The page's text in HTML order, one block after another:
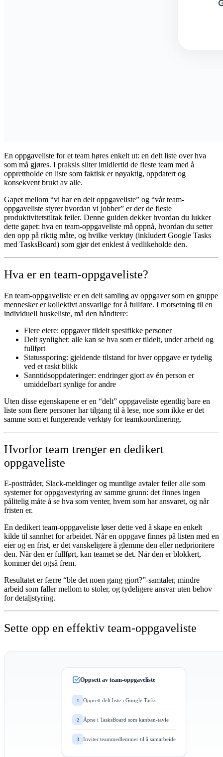
En oppgaveliste for et team høres enkelt ut: en delt liste over hva
som må gjøres. I praksis sliter imidlertid de fleste team med å
opprettholde en liste som faktisk er nøyaktig, oppdatert og
konsekvent brukt av alle.
Gapet mellom “vi har en delt oppgaveliste” og “vår team-
oppgaveliste styrer hvordan vi jobber” er der de fleste
produktivitetstiltak feiler. Denne guiden dekker hvordan du lukker
dette gapet: hva en team-oppgaveliste må oppnå, hvordan du setter
den opp på riktig måte, og hvilke verktøy (inkludert Google Tasks
med TasksBoard) som gjør det enklest å vedlikeholde den.
Hva er en team-oppgaveliste?
En team-oppgaveliste er en delt samling av oppgaver som en gruppe
mennesker er kollektivt ansvarlige for å fullføre. I motsetning til en
individuell huskeliste, må den håndtere:
Flere eiere: oppgaver tildelt spesifikke personer
Delt synlighet: alle kan se hva som er tildelt, under arbeid og
fullført
Statussporing: gjeldende tilstand for hver oppgave er tydelig
ved et raskt blikk
Sanntidsoppdateringer: endringer gjort av én person er
umiddelbart synlige for andre
Uten disse egenskapene er en “delt” oppgaveliste egentlig bare en
liste som flere personer har tilgang til å lese, noe som ikke er det
samme som et fungerende verktøy for teamkoordinering.
Hvorfor team trenger en dedikert
oppgaveliste
E-posttråder, Slack-meldinger og muntlige avtaler feiler alle som
systemer for oppgavestyring av samme grunn: det finnes ingen
pålitelig måte å se hva som venter, hvem som har ansvaret, og når
fristen er.
En dedikert team-oppgaveliste løser dette ved å skape en enkelt
kilde til sannhet for arbeidet. Når en oppgave finnes på listen med en
eier og en frist, er det vanskeligere å glemme den eller nedprioritere
den. Når den er fullført, kan teamet se det. Når den er blokkert,
kommer det også frem.
Resultatet er færre “ble det noen gang gjort?”-samtaler, mindre
arbeid som faller mellom to stoler, og tydeligere ansvar uten behov
for detaljstyring.
Sette opp en effektiv team-oppgaveliste
Oppsett av team-oppgaveliste
1 Opprett delt liste i Google Tasks
2 Åpne i TasksBoard som kanban-tavle
3 Inviter teammedlemmer til å samarbeide